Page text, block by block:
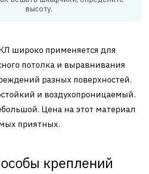
высоту.
широко применяется для
потолка и выравнивания
разных поверхностей.
и воздухопроницаемый.
Цена на этот материал
приятных.
креплений